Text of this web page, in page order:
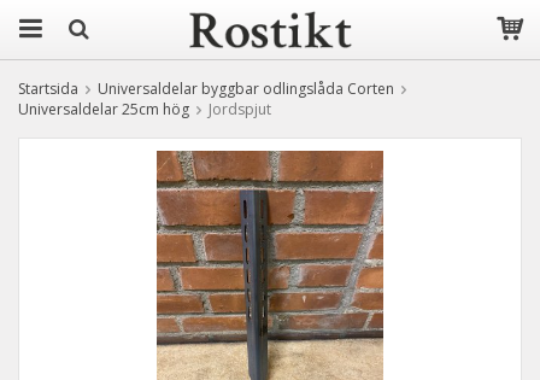
Startsida
Universaldelar byggbar odlingslåda Corten
Universaldelar 25cm hög
Jordspjut